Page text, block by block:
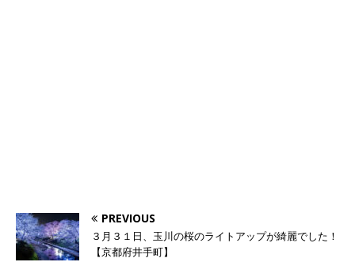
PREVIOUS
３月３１日、玉川の桜のライトアップが綺麗でした！
【京都府井手町】